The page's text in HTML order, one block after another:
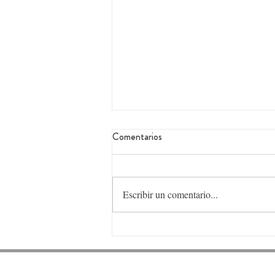
Reflexión de Fin de Año
Comentarios
Escribir un comentario...